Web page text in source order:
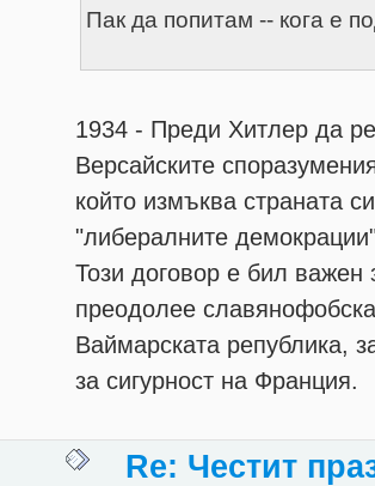
Пак да попитам -- кога е
1934 - Преди Хитлер да
Версайските
който измъква страната
"либералните
Този договор е бил
преодолее
Ваймарската република,
за сигурност на Франция.
Re: Честит